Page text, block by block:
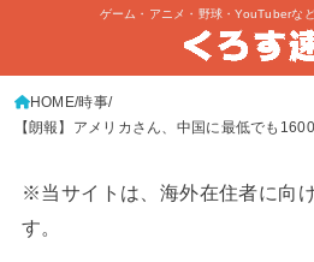
ゲーム・アニメ・野球・YouTuberな
HOME 時事
【朗報】アメリカさん、中国に最低でも
※当サイトは、海外在住者に向
す。